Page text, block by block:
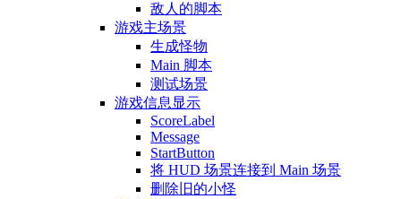
敌人的脚本
游戏主场景
生成怪物
Main 脚本
测试场景
游戏信息显示
ScoreLabel
Message
StartButton
将 HUD 场景连接到 Main 场景
删除旧的小怪